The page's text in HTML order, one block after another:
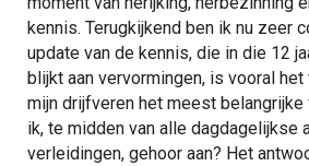
kennis. Terugkijkend ben ik nu zeer
update van de kennis, die in die 12
blijkt aan vervormingen, is vooral
mijn drijfveren het meest belangrijke
ik, te midden van alle dagdagelijkse
verleidingen, gehoor aan? Het